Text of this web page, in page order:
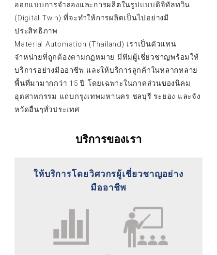
ออกแบบการจำลองและการผลิตในรูปแบบดิจิทัลทวิน
(Digital Twin) ที่จะทำให้การผลิตเป็นไปอย่างมี
ประสิทธิภาพ
Material Automation (Thailand) เราเป็นตัวแทน
จำหน่ายที่ถูกต้องตามกฏหมาย มีทีมผู้เชี่ยวชาญพร้อมให้
บริการอย่างมืออาชีพ และให้บริการลูกค้าในหลากหลาย
พื้นที่มามากกว่า 15 ปี โดยเฉพาะในภาคส่วนของนิคม
อุตสาหกรรม แถบกรุงเทพมหานคร ชลบุรี ระยอง และจัง
หวัดอื่นๆทั่วประเทศ
บริการของเรา
ให้บริการโดยวิศวกรผู้เชี่ยวชาญอย่าง
มืออาชีพ